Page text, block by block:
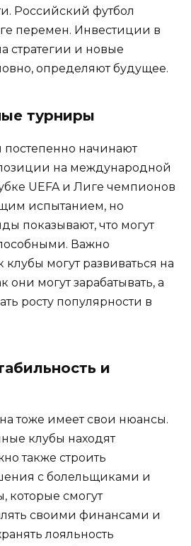
Российский футбол
перемен. Инвестиции в
стратегии и новые
определяют будущее.
турниры
постепенно начинают
на международной
UEFA и Лиге чемпионов
испытанием, но
показывают, что могут
Важно
клубы могут развиваться на
они могут зарабатывать, а
росту популярности в
и
тоже имеет свои нюансы.
клубы находят
также строить
с болельщиками и
которые смогут
своими финансами и
лояльность